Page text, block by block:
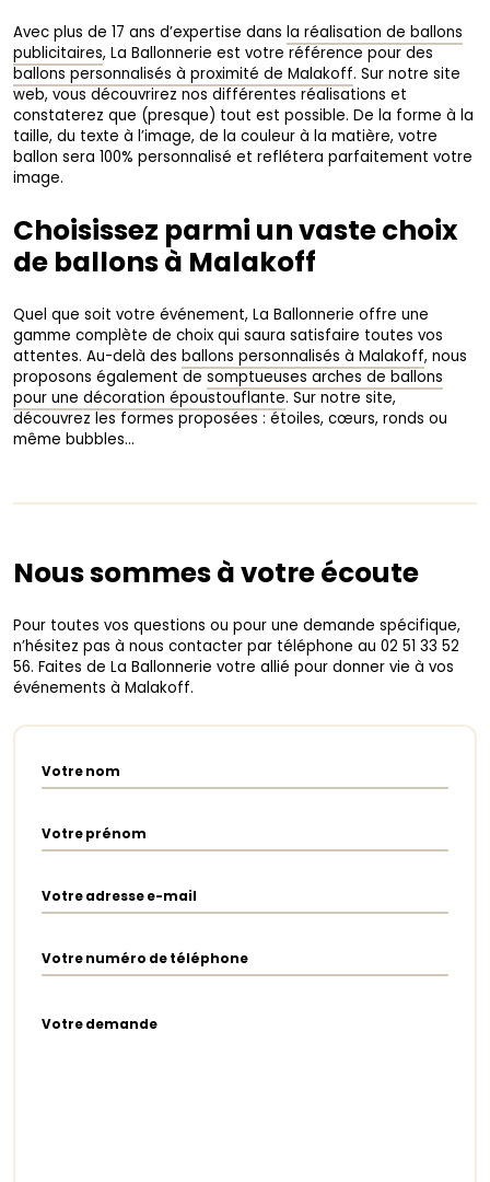
Avec plus de 17 ans d’expertise dans la réalisation de ballons
publicitaires, La Ballonnerie est votre référence pour des
ballons personnalisés à proximité de Malakoff. Sur notre site
web, vous découvrirez nos différentes réalisations et
constaterez que (presque) tout est possible. De la forme à la
taille, du texte à l’image, de la couleur à la matière, votre
ballon sera 100% personnalisé et reflétera parfaitement votre
image.
Choisissez parmi un vaste choix
de ballons à Malakoff
Quel que soit votre événement, La Ballonnerie offre une
gamme complète de choix qui saura satisfaire toutes vos
attentes. Au-delà des ballons personnalisés à Malakoff, nous
proposons également de somptueuses arches de ballons
pour une décoration époustouflante. Sur notre site,
découvrez les formes proposées : étoiles, cœurs, ronds ou
même bubbles…
Nous sommes à votre écoute
Pour toutes vos questions ou pour une demande spécifique,
n’hésitez pas à nous contacter par téléphone au 02 51 33 52
56. Faites de La Ballonnerie votre allié pour donner vie à vos
événements à Malakoff.
Votre nom
Votre prénom
Votre adresse e-mail
Votre numéro de téléphone
Votre demande